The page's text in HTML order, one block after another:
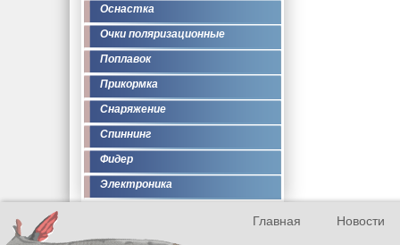
Оснастка
Очки поляризационные
Поплавок
Прикормка
Снаряжение
Спиннинг
Фидер
Электроника
Главная
Новости